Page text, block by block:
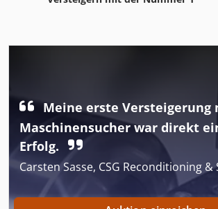
Meine erste Versteigerung
Maschinensucher war direkt
Erfolg.
Carsten Sasse, CSG Reconditioning &